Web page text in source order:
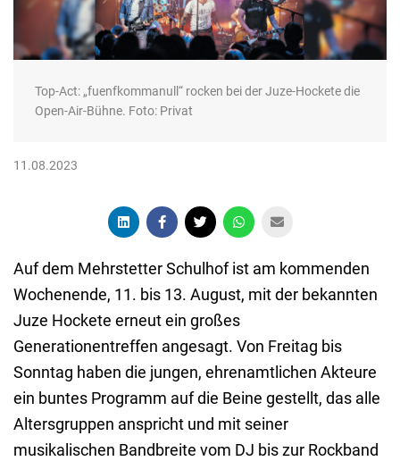
Top-Act: „fuenfkommanull“ rocken bei der Juze-Hockete die
Open-Air-Bühne. Foto: Privat
11.08.2023
Auf dem Mehrstetter Schulhof ist am kommenden
Wochenende, 11. bis 13. August, mit der bekannten
Juze Hockete erneut ein großes
Generationentreffen angesagt. Von Freitag bis
Sonntag haben die jungen, ehrenamtlichen Akteure
ein buntes Programm auf die Beine gestellt, das alle
Altersgruppen anspricht und mit seiner
musikalischen Bandbreite vom DJ bis zur Rockband